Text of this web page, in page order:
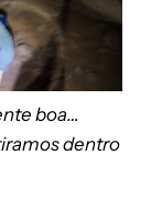
boa…
dentro